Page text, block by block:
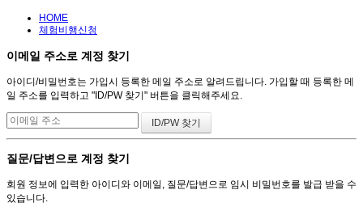
HOME
체험비행신청
이메일 주소로 계정 찾기
아이디/비밀번호는 가입시 등록한 메일 주소로 알려드립니다. 가입할 때 등록한 메
일 주소를 입력하고 "ID/PW 찾기" 버튼을 클릭해주세요.
질문/답변으로 계정 찾기
회원 정보에 입력한 아이디와 이메일, 질문/답변으로 임시 비밀번호를 발급 받을 수
있습니다.